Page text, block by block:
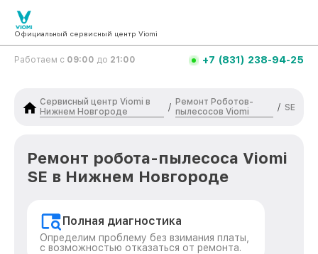
Официальный сервисный центр Viomi
Работаем с 09:00 до 21:00 +7 (831) 238-94-25
Сервисный центр Viomi в
Нижнем Новгороде
/
Ремонт Роботов-
пылесосов Viomi
/ SE
Ремонт робота-пылесоса Viomi
SE в Нижнем Новгороде
Полная диагностика
Определим проблему без взимания платы,
с возможностью отказаться от ремонта.